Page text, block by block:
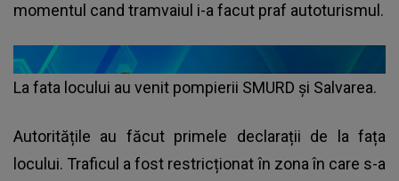
momentul cand tramvaiul i-a facut praf autoturismul.
La fata locului au venit pompierii SMURD și Salvarea.
Autoritățile au făcut primele declarații de la fața
locului. Traficul a fost restricționat în zona în care s-a